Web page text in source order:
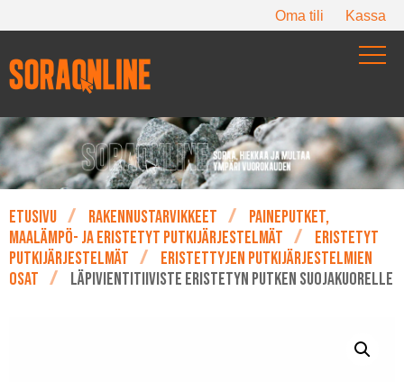
Oma tili Kassa
Etusivu Rakennustarvikkeet
Paineputket,
maalämpö- ja eristetyt putkijärjestelmät
Eristetyt
putkijärjestelmät
Eristettyjen putkijärjestelmien
osat
Läpivientitiiviste eristetyn putken suojakuorelle